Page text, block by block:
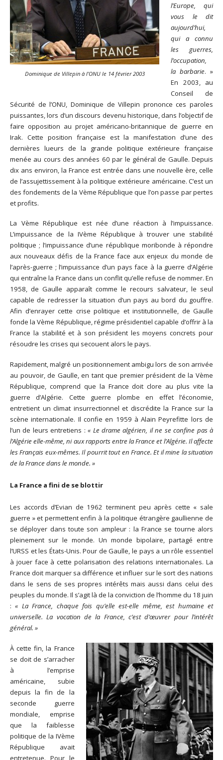
Dominique de Villepin à l’ONU le 14 février 2003
l’Europe, qui
vous le dit
aujourd’hui,
qui a connu
les guerres,
l’occupation,
la barbarie. »
En 2003, au
Conseil de
Sécurité de l’ONU, Dominique de Villepin prononce ces paroles
puissantes, lors d’un discours devenu historique, dans l’objectif de
faire opposition au projet américano-britannique de guerre en
Irak. Cette position française est la manifestation d’une des
dernières lueurs de la grande politique extérieure française
menée au cours des années 60 par le général de Gaulle. Depuis
dix ans environ, la France est entrée dans une nouvelle ère, celle
de l’assujettissement à la politique extérieure américaine. C’est un
des fondements de la Vème République que l’on passe par pertes
et profits.
La Vème République est née d’une réaction à l’impuissance.
L’impuissance de la IVème République à trouver une stabilité
politique ; l’impuissance d’une république moribonde à répondre
aux nouveaux défis de la France face aux enjeux du monde de
l’après-guerre ; l’impuissance d’un pays face à la guerre d’Algérie
qui entraîne la France dans un conflit qu’elle refuse de nommer. En
1958, de Gaulle apparaît comme le recours salvateur, le seul
capable de redresser la situation d’un pays au bord du gouffre.
Afin d’enrayer cette crise politique et institutionnelle, de Gaulle
fonde la Vème République, régime présidentiel capable d’offrir à la
France la stabilité et à son président les moyens concrets pour
résoudre les crises qui secouent alors le pays.
Rapidement, malgré un positionnement ambigu lors de son arrivée
au pouvoir, de Gaulle, en tant que premier président de la Vème
République, comprend que la France doit clore au plus vite la
guerre d’Algérie. Cette guerre plombe en effet l’économie,
entretient un climat insurrectionnel et discrédite la France sur la
scène internationale. Il confie en 1959 à Alain Peyrefitte lors de
l’un de leurs entretiens :« Le drame algérien, il ne se confine pas à
l’Algérie elle-même, ni aux rapports entre la France et l’Algérie. Il affecte
les Français eux-mêmes. Il pourrit tout en France. Et il mine la situation
de la France dans le monde. »
La France a fini de se blottir
Les accords d’Evian de 1962 terminent peu après cette « sale
guerre » et permettent enfin à la politique étrangère gaullienne de
se déployer dans toute son ampleur : la France se tourne alors
pleinement sur le monde. Un monde bipolaire, partagé entre
l’URSS et les États-Unis. Pour de Gaulle, le pays a un rôle essentiel
à jouer face à cette polarisation des relations internationales. La
France doit marquer sa différence et influer sur le sort des nations
dans le sens de ses propres intérêts mais aussi dans celui des
peuples du monde. Il s’agit là de la conviction de l’homme du 18 juin
: « La France, chaque fois qu’elle est-elle même, est humaine et
universelle. La vocation de la France, c’est d’œuvrer pour l’intérêt
général. »
À cette fin, la France
se doit de s’arracher
à l’emprise
américaine, subie
depuis la fin de la
seconde guerre
mondiale, emprise
que la faiblesse
politique de la IVème
République avait
entretenue. Pour le